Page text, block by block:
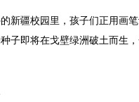
新疆校园里，孩子们正用画
子即将在戈壁绿洲破土而生